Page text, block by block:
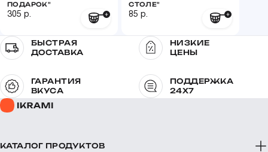
ПОДАРОК"
305 р.
СТОЛЕ"
85 р.
БЫСТРАЯ
ДОСТАВКА
НИЗКИЕ
ЦЕНЫ
ГАРАНТИЯ
ВКУСА
ПОДДЕРЖКА
24X7
КАТАЛОГ ПРОДУКТОВ